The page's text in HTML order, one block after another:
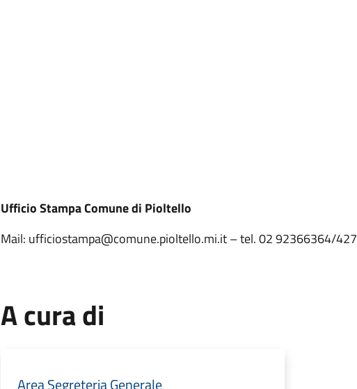
Ufficio Stampa Comune di Pioltello
Mail: ufficiostampa@comune.pioltello.mi.it – tel. 02 92366364/427
A cura di
Area Segreteria Generale